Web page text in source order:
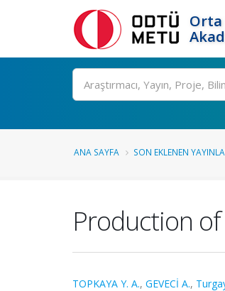
Orta
Ara
ANA SAYFA SON EKLENEN
Production
TOPKAYA Y. A., GEVECİ A.,